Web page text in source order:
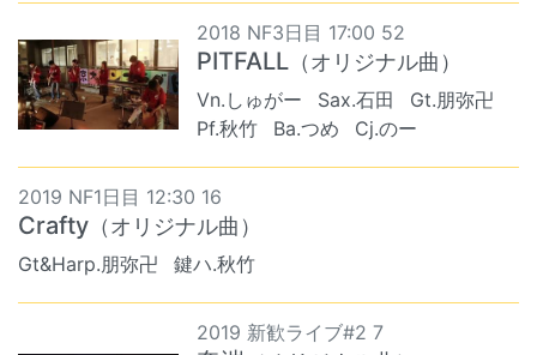
2018 NF3日目 17:00 52
PITFALL （オリジナル曲）
Vn.しゅがー Sax.石田
Gt.朋弥卍
Pf.秋竹
Ba.つめ Cj.のー
2019 NF1日目 12:30 16
Crafty （オリジナル曲）
Gt&Harp.朋弥卍 鍵ハ.秋竹
2019 新歓ライブ#2 7